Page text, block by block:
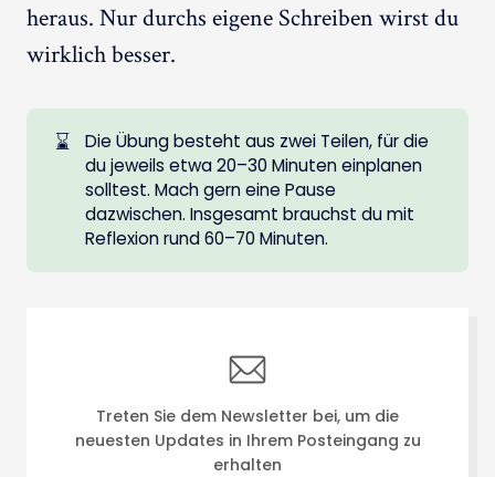
heraus. Nur durchs eigene Schreiben wirst du
wirklich besser.
⌛
Die Übung besteht aus zwei Teilen, für die
du jeweils etwa 20–30 Minuten einplanen
solltest. Mach gern eine Pause
dazwischen. Insgesamt brauchst du mit
Reflexion rund 60–70 Minuten.
Treten Sie dem Newsletter bei, um die
neuesten Updates in Ihrem Posteingang zu
erhalten